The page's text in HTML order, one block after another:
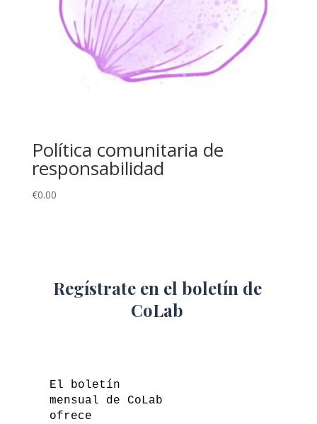
Política comunitaria de
responsabilidad
€0.00
Regístrate en el boletín de
CoLab
El boletín
mensual de CoLab
ofrece